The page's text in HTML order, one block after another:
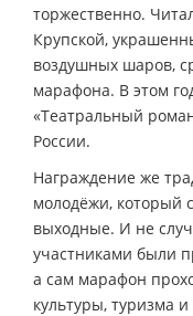
торжественно.
Крупской,
воздушных шаров,
марафона. В этом
«Театральный
России.
Награждение же
молодёжи, который
выходные. И не
участниками были
а сам марафон
культуры, туризма